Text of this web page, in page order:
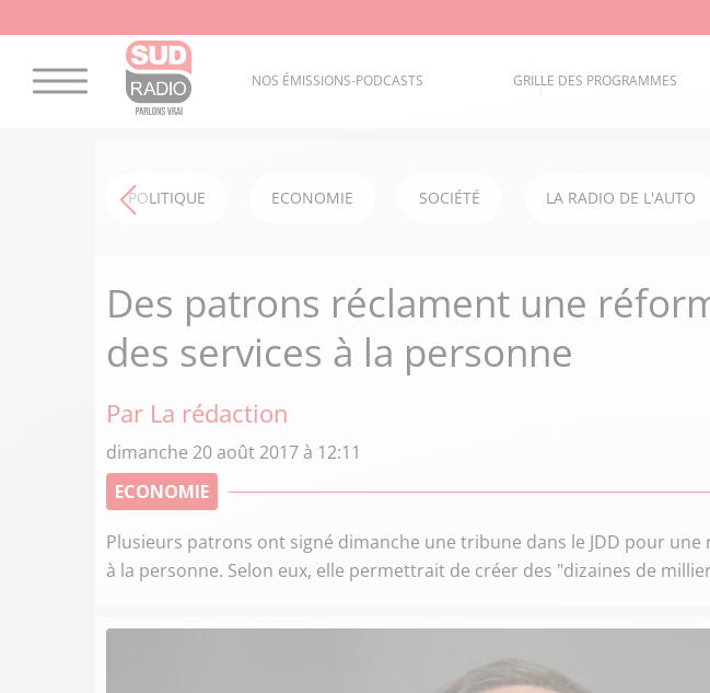
NOS ÉMISSIONS-PODCASTS GRILLE DES PROGRAMMES
POLITIQUE ECONOMIE SOCIÉTÉ LA RADIO DE L'AUTO
Des patrons réclament une
des services à la personne
Par La rédaction
dimanche 20 août 2017 à 12:11
ECONOMIE
Plusieurs patrons ont signé dimanche une tribune dans le JDD pour
à la personne. Selon eux, elle permettrait de créer des "dizaines de